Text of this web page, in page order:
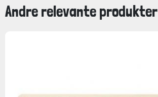
Andre relevante produkter